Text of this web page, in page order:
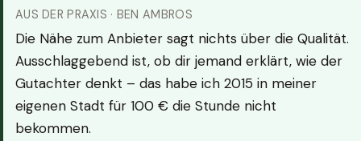
AUS DER PRAXIS · BEN AMBROS
Die Nähe zum Anbieter sagt nichts über die Qualität.
Ausschlaggebend ist, ob dir jemand erklärt, wie der
Gutachter denkt – das habe ich 2015 in meiner
eigenen Stadt für 100 € die Stunde nicht
bekommen.